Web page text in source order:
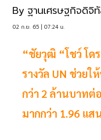
By ฐานเศรษฐกิจดิจิ
02 ก.ย. 65 | 07:24 น.
“ชัยวุฒิ “โชว์ โด
รางวัล UN ช่วย
กว่า 2 ล้านบาท
มากกว่า 1.96 แ